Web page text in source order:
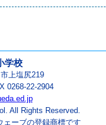
学校
上塩尻219
22-2904
All Rights Reserved.
ェーブの登録商標です